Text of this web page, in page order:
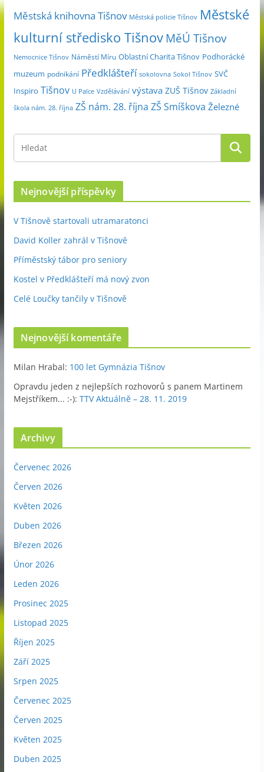
e
Městská knihovna Tišnov Městská policie Tišnov Městské
kulturní středisko Tišnov MěÚ Tišnov
Nemocnice Tišnov Náměstí Míru Oblastní Charita Tišnov Podhorácké
muzeum podnikání Předklášteří sokolovna Sokol Tišnov SVČ
Inspiro Tišnov U Palce Vzdělávání výstava ZUŠ Tišnov Základní
škola nám. 28. října ZŠ nám. 28. října ZŠ Smíškova Železné
Nejnovější příspěvky
V Tišnově startovali utramaratonci
David Koller zahrál v Tišnově
Příměstský tábor pro seniory
Kostel v Předklášteří má nový zvon
Celé Loučky tančily v Tišnově
Nejnovější komentáře
Milan Hrabal: 100 let Gymnázia Tišnov
Opravdu jeden z nejlepších rozhovorů s panem Martinem
Mejstříkem... :-): TTV Aktuálně – 28. 11. 2019
Archivy
Červenec 2026
Červen 2026
Květen 2026
Duben 2026
Březen 2026
Únor 2026
Leden 2026
Prosinec 2025
Listopad 2025
Říjen 2025
Září 2025
Srpen 2025
Červenec 2025
Červen 2025
Květen 2025
Duben 2025